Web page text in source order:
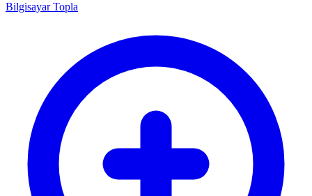
Bilgisayar Topla